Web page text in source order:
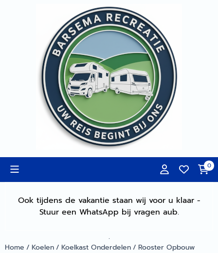
Cookievoorkeuren zijn momenteel gesloten.
0
Ook tijdens de vakantie staan wij voor u klaar -
Stuur een WhatsApp bij vragen aub.
.
Home / Koelen/ Koelkast Onderdelen/ Rooster Opbouw